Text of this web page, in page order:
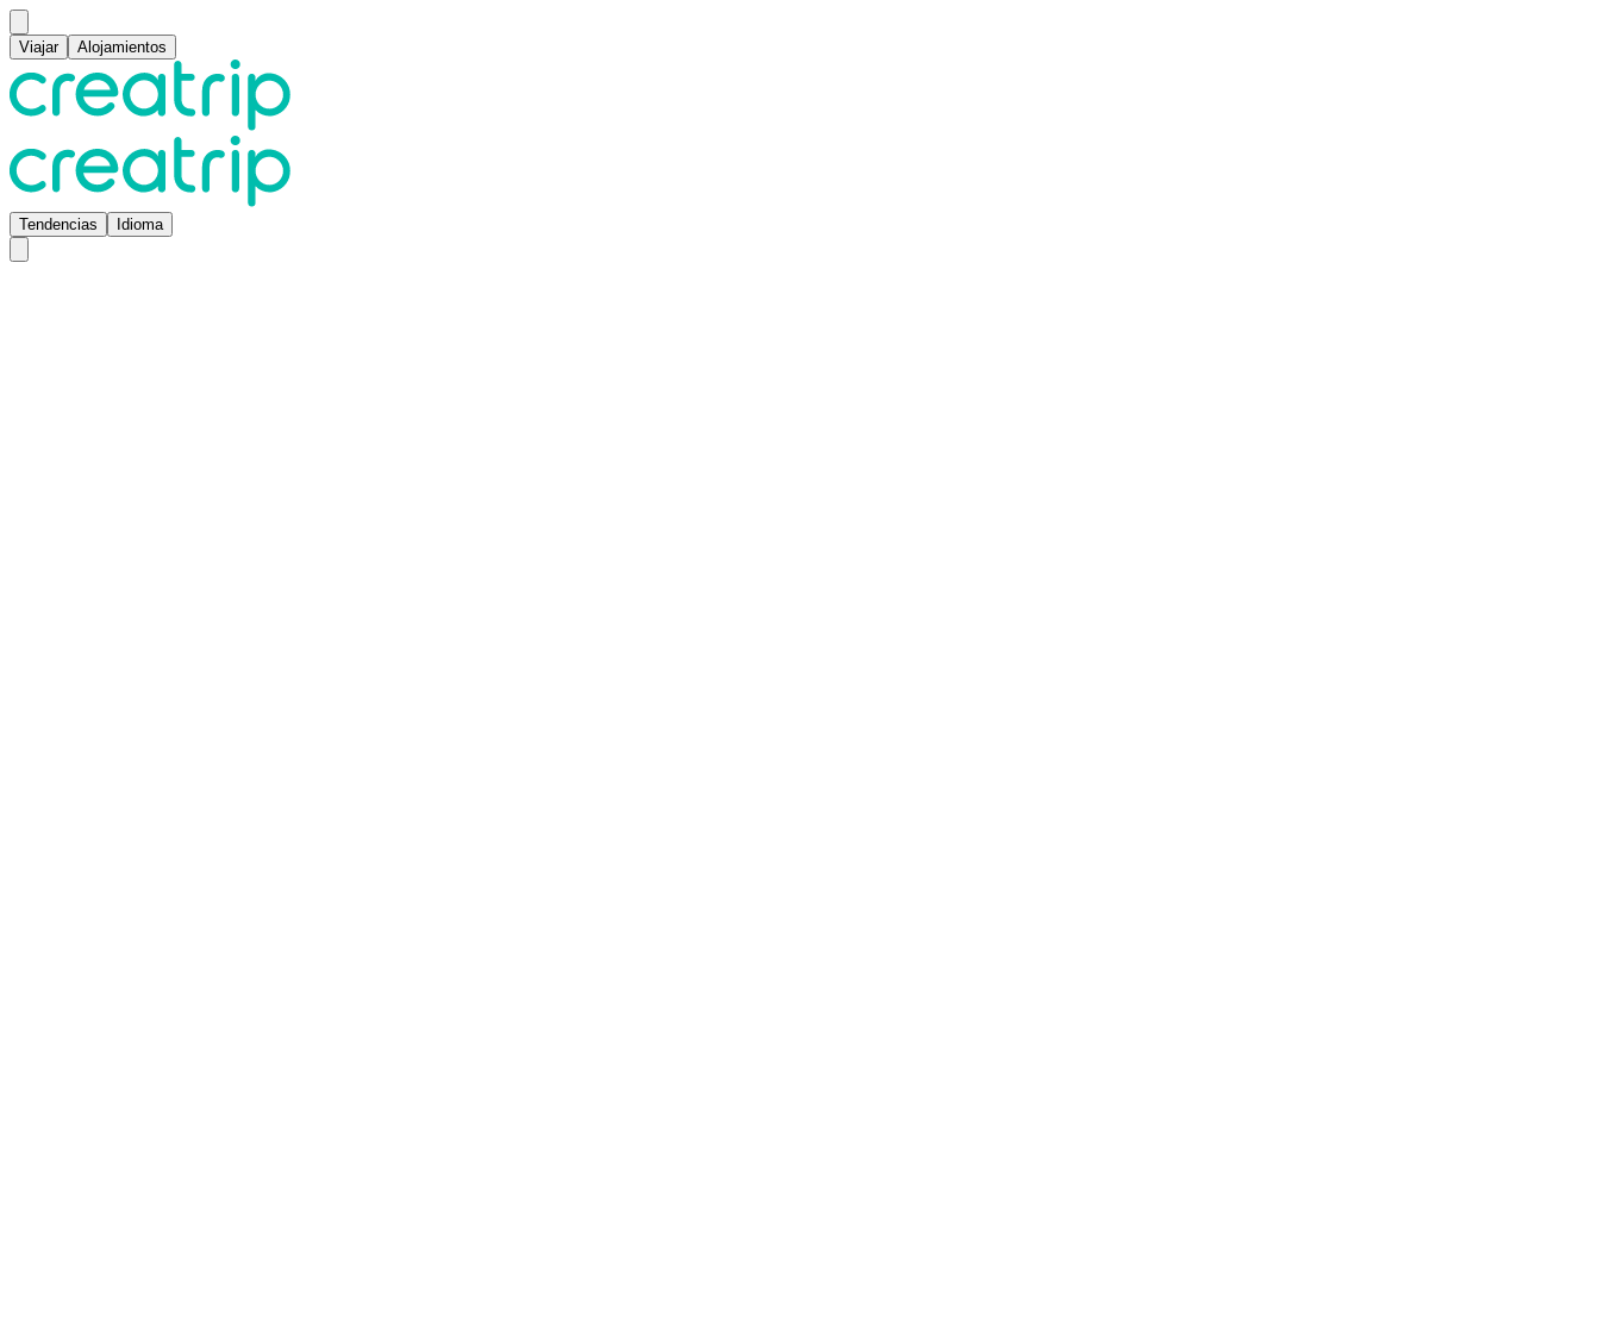
Viajar Alojamientos
Tendencias Idioma